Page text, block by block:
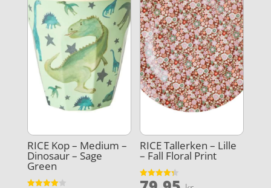
RICE Kop – Medium –
Dinosaur – Sage
Green
RICE Tallerken – Lille
– Fall Floral Print
Vurderet